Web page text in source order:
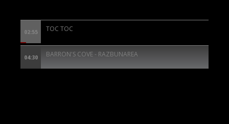
02:55 TOC TOC
04:30 BARRON'S COVE - RAZBUNAREA